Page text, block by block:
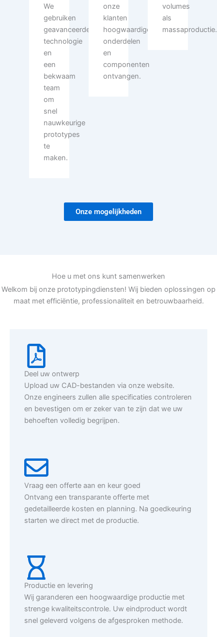
We
gebruiken
geavanceerde
technologie
en
een
bekwaam
team
om
snel
nauwkeurige
prototypes
te
maken.
onze
klanten
hoogwaardige
onderdelen
en
componenten
ontvangen.
volumes
als
massaproductie.
Onze mogelijkheden
Hoe u met ons kunt samenwerken
Welkom bij onze prototypingdiensten! Wij bieden oplossingen op
maat met efficiëntie, professionaliteit en betrouwbaarheid.
Deel uw ontwerp
Upload uw CAD-bestanden via onze website.
Onze engineers zullen alle specificaties controleren
en bevestigen om er zeker van te zijn dat we uw
behoeften volledig begrijpen.
Vraag een offerte aan en keur goed
Ontvang een transparante offerte met
gedetailleerde kosten en planning. Na goedkeuring
starten we direct met de productie.
Productie en levering
Wij garanderen een hoogwaardige productie met
strenge kwaliteitscontrole. Uw eindproduct wordt
snel geleverd volgens de afgesproken methode.